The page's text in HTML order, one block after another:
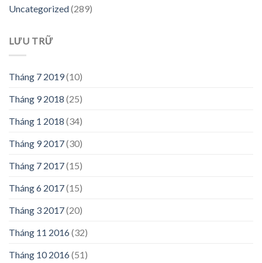
Uncategorized(289)
LƯU TRỮ
Tháng 7 2019(10)
Tháng 9 2018 (25)
Tháng 1 2018 (34)
Tháng 9 2017(30)
Tháng 7 2017(15)
Tháng 6 2017(15)
Tháng 3 2017(20)
Tháng 11 2016(32)
Tháng 10 2016(51)